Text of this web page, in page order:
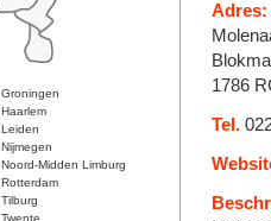
Groningen
Haarlem
Leiden
Nijmegen
Noord-Midden Limburg
Rotterdam
Tilburg
Twente
Adres:
1786
Tel.